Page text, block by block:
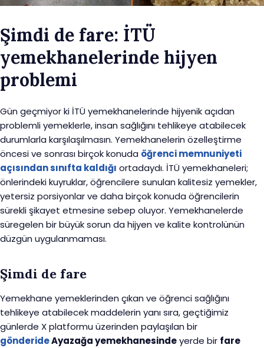
Şimdi de fare: İTÜ
yemekhanelerinde hijyen
problemi
Gün geçmiyor ki İTÜ yemekhanelerinde hijyenik açıdan
problemli yemeklerle, insan sağlığını tehlikeye atabilecek
durumlarla karşılaşılmasın. Yemekhanelerin özelleştirme
öncesi ve sonrası birçok konuda öğrenci memnuniyeti
açısından sınıfta kaldığı ortadaydı. İTÜ yemekhaneleri;
önlerindeki kuyruklar, öğrencilere sunulan kalitesiz yemekler,
yetersiz porsiyonlar ve daha birçok konuda öğrencilerin
sürekli şikayet etmesine sebep oluyor. Yemekhanelerde
süregelen bir büyük sorun da hijyen ve kalite kontrolünün
düzgün uygulanmaması.
Şimdi de fare
Yemekhane yemeklerinden çıkan ve öğrenci sağlığını
tehlikeye atabilecek maddelerin yanı sıra, geçtiğimiz
günlerde X platformu üzerinden paylaşılan bir
gönderideAyazağa yemekhanesindeyerde bir fare